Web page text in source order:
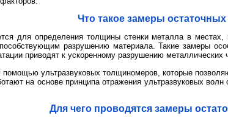
Что такое замеры
для определения толщины стенки металла в
разрушению материала. Такие замеры
приводят к ускоренному разрушению металлических
ультразвуковых толщиномеров, которые
на основе принципа отражения ультразвуковых
Для чего проводятся замеры